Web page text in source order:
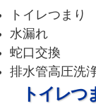
トイレつまり
水漏れ
蛇口交換
排水管高圧洗
トイレつ